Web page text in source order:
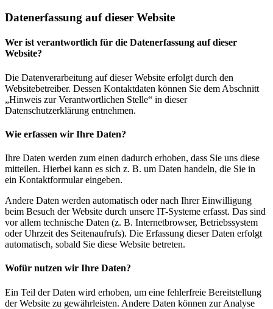
Datenerfassung auf dieser Website
Wer ist verantwortlich für die Datenerfassung auf dieser
Website?
Die Datenverarbeitung auf dieser Website erfolgt durch den
Websitebetreiber. Dessen Kontaktdaten können Sie dem Abschnitt
„Hinweis zur Verantwortlichen Stelle“ in dieser
Datenschutzerklärung entnehmen.
Wie erfassen wir Ihre Daten?
Ihre Daten werden zum einen dadurch erhoben, dass Sie uns diese
mitteilen. Hierbei kann es sich z. B. um Daten handeln, die Sie in
ein Kontaktformular eingeben.
Andere Daten werden automatisch oder nach Ihrer Einwilligung
beim Besuch der Website durch unsere IT-Systeme erfasst. Das sind
vor allem technische Daten (z. B. Internetbrowser, Betriebssystem
oder Uhrzeit des Seitenaufrufs). Die Erfassung dieser Daten erfolgt
automatisch, sobald Sie diese Website betreten.
Wofür nutzen wir Ihre Daten?
Ein Teil der Daten wird erhoben, um eine fehlerfreie Bereitstellung
der Website zu gewährleisten. Andere Daten können zur Analyse